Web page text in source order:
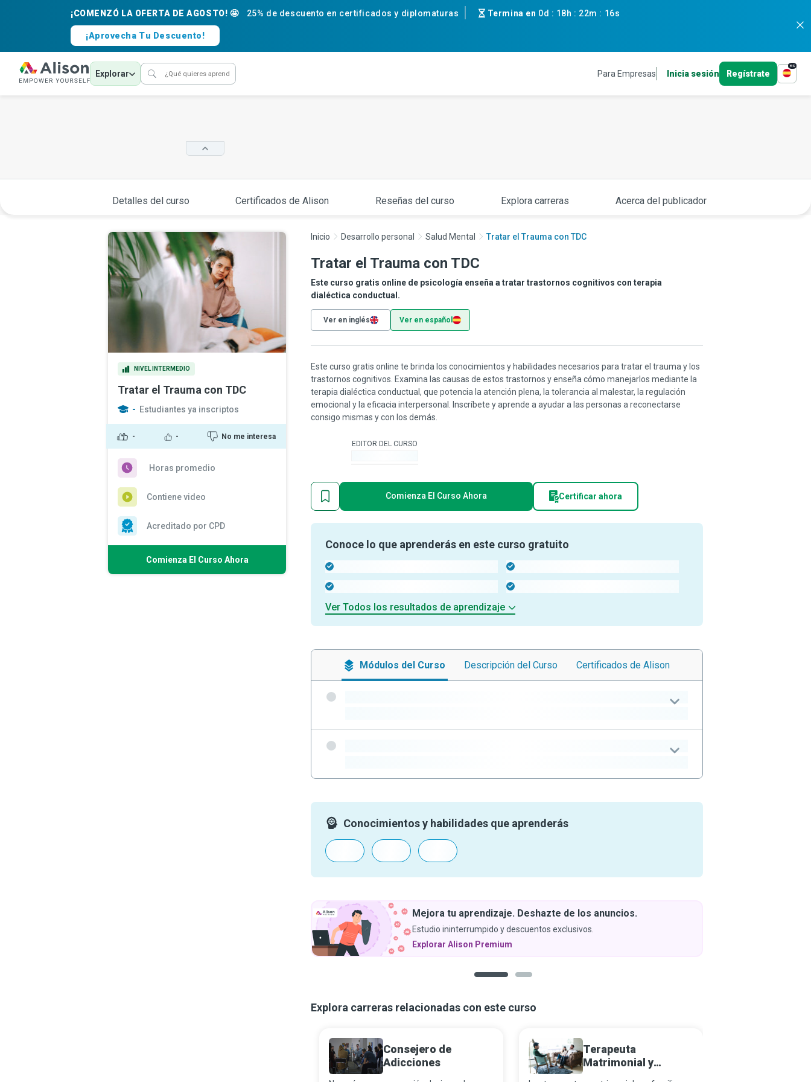
¡COMENZÓ LA OFERTA DE AGOSTO! 🤩 25% de descuento en certificados y diplomaturas Termina en 0d : 18h : 22m : 15s
¡Aprovecha Tu Descuento!
Explorar Para Empresas Inicia sesión Regístrate
es
Detalles del curso Certificados de Alison Reseñas del curso Explora carreras Acerca del publicador
NIVEL INTERMEDIO
Tratar el Trauma con TDC
- Estudiantes ya inscriptos
- - No me interesa
Horas promedio
Contiene video
Acreditado por CPD
Comienza El Curso Ahora
Inicio Desarrollo personal Salud Mental Tratar el Trauma con TDC
Tratar el Trauma con TDC
Este curso gratis online de psicología enseña a tratar trastornos cognitivos con terapia
dialéctica conductual.
Ver en inglés Ver en español
Este curso gratis online te brinda los conocimientos y habilidades necesarios para tratar el trauma y los
trastornos cognitivos. Examina las causas de estos trastornos y enseña cómo manejarlos mediante la
terapia dialéctica conductual, que potencia la atención plena, la tolerancia al malestar, la regulación
emocional y la eficacia interpersonal. Inscríbete y aprende a ayudar a las personas a reconectarse
consigo mismas y con los demás.
EDITOR DEL CURSO
Comienza El Curso Ahora Certificar ahora
Conoce lo que aprenderás en este curso gratuito
Ver Todos los resultados de aprendizaje
Módulos del Curso Descripción del Curso Certificados de Alison
Conocimientos y habilidades que aprenderás
Mejora tu aprendizaje. Deshazte de los anuncios.
Estudio ininterrumpido y descuentos exclusivos.
Explorar Alison Premium
Explora carreras relacionadas con este curso
Consejero de
Adicciones
Terapeuta
Matrimonial y